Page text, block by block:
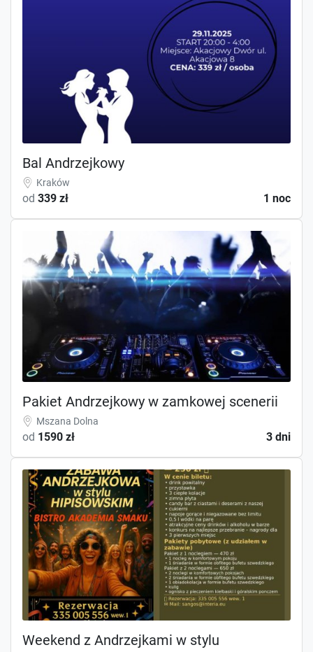
Bal Andrzejkowy
Kraków
od 339 zł 1 noc
Pakiet Andrzejkowy w zamkowej scenerii
Mszana Dolna
od 1590 zł 3 dni
Weekend z Andrzejkami w stylu